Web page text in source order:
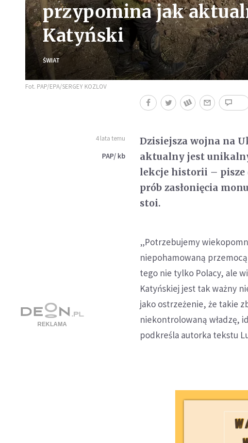
przypomina jak
Katyński
ŚWIAT
Fot. PAP/EPA/SERGEY KOZLOV
4 lata temu
PAP/ kb
Dzisiejsza wojna na
aktualny jest
lekcje historii – pisze
prób zasłonięcia
stoi.
„Potrzebujemy
niepohamowaną
tego nie tylko Polacy, ale
Katyńskiej jest tak ważny
jako ostrzeżenie, że takie
niekontrolowaną władzę,
podkreśla autorka tekstu